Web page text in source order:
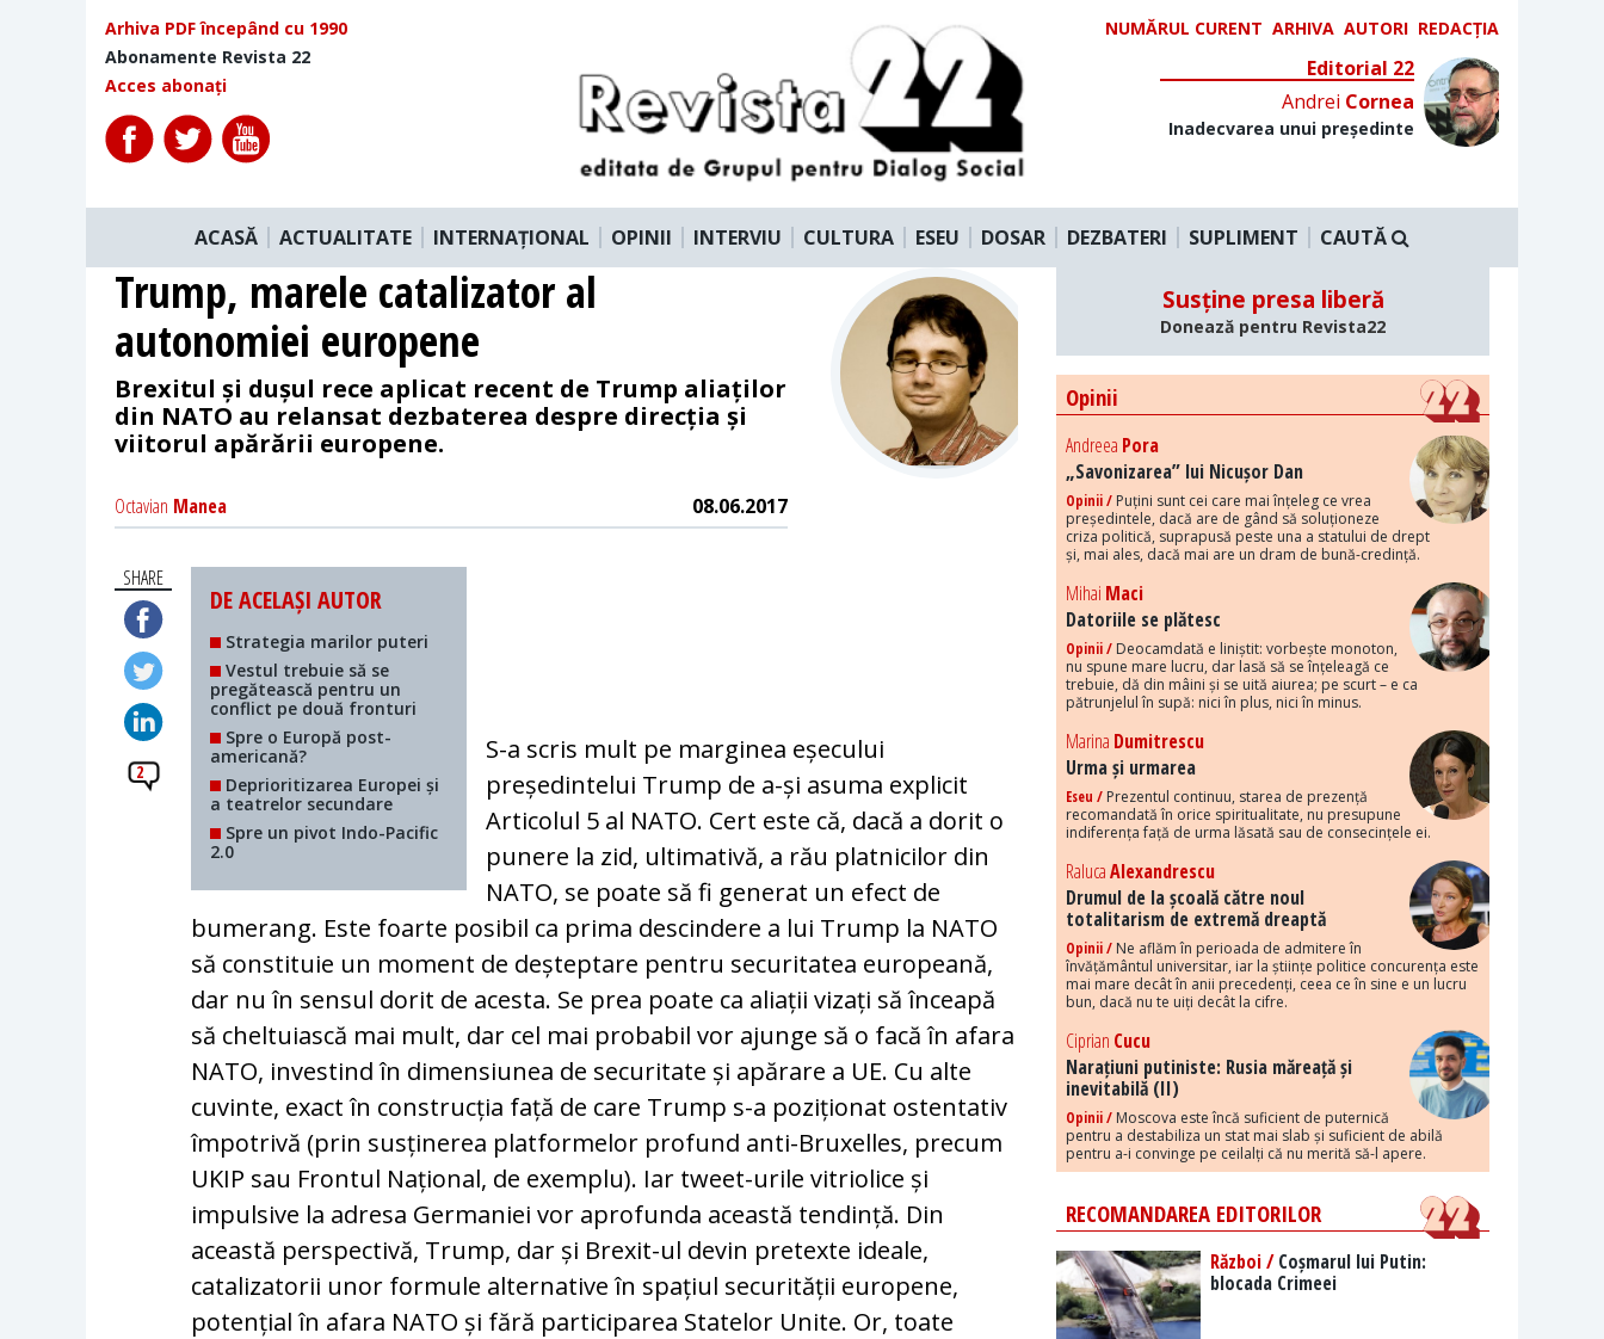
Arhiva PDF începând cu 1990
Abonamente Revista 22
Acces abonați
NUMĂRUL CURENT ARHIVA AUTORI REDACȚIA
Editorial 22
Andrei Cornea
Inadecvarea unui președinte
ACASĂ ACTUALITATE INTERNAȚIONAL OPINII INTERVIU CULTURA ESEU DOSAR DEZBATERI SUPLIMENT CAUTĂ
Trump, marele catalizator al
autonomiei europene
Brexitul și dușul rece aplicat recent de Trump aliaților
din NATO au relansat dezbaterea despre direcția și
viitorul apărării europene.
Octavian Manea 08.06.2017
SHARE
2
DE ACELAȘI AUTOR
Strategia marilor puteri
Vestul trebuie să se
pregătească pentru un
conflict pe două fronturi
Spre o Europă post-
americană?
Deprioritizarea Europei și
a teatrelor secundare
Spre un pivot Indo-Pacific
2.0
S-a scris mult pe marginea eșecului
președintelui Trump de a-și asuma explicit
Articolul 5 al NATO. Cert este că, dacă a dorit o
punere la zid, ultimativă, a rău platnicilor din
NATO, se poate să fi generat un efect de
bumerang. Este foarte posibil ca prima descindere a lui Trump la NATO
să constituie un moment de deșteptare pentru securitatea europeană,
dar nu în sensul dorit de acesta. Se prea poate ca aliații vizați să înceapă
să cheltuiască mai mult, dar cel mai probabil vor ajunge să o facă în afara
NATO, investind în dimensiunea de securitate și apărare a UE. Cu alte
cuvinte, exact în construcția față de care Trump s-a poziționat ostentativ
împotrivă (prin susținerea platformelor profund anti-Bruxelles, precum
UKIP sau Frontul Național, de exemplu). Iar tweet-urile vitriolice și
impulsive la adresa Germaniei vor aprofunda această tendință. Din
această perspectivă, Trump, dar și Brexit-ul devin pretexte ideale,
catalizatorii unor formule alternative în spațiul securității europene,
potențial în afara NATO și fără participarea Statelor Unite. Or, toate
Susține presa liberă
Donează pentru Revista22
Opinii
Andreea Pora
„Savonizarea” lui Nicușor Dan
Opinii / Puțini sunt cei care mai înțeleg ce vrea
președintele, dacă are de gând să soluționeze
criza politică, suprapusă peste una a statului de drept
și, mai ales, dacă mai are un dram de bună-credință.
Mihai Maci
Datoriile se plătesc
Opinii / Deocamdată e liniștit: vorbește monoton,
nu spune mare lucru, dar lasă să se înțeleagă ce
trebuie, dă din mâini și se uită aiurea; pe scurt – e ca
pătrunjelul în supă: nici în plus, nici în minus.
Marina Dumitrescu
Urma și urmarea
Eseu / Prezentul continuu, starea de prezență
recomandată în orice spiritualitate, nu presupune
indiferența față de urma lăsată sau de consecințele ei.
RalucaAlexandrescu
Drumul de la școală către noul
totalitarism de extremă dreaptă
Opinii / Ne aflăm în perioada de admitere în
învățământul universitar, iar la științe politice concurența este
mai mare decât în anii precedenți, ceea ce în sine e un lucru
bun, dacă nu te uiți decât la cifre.
Ciprian Cucu
Narațiuni putiniste: Rusia măreață și
inevitabilă (II)
Opinii / Moscova este încă suficient de puternică
pentru a destabiliza un stat mai slab și suficient de abilă
pentru a-i convinge pe ceilalți că nu merită să-l apere.
RECOMANDAREA EDITORILOR
Război /Coșmarul lui Putin:
blocada Crimeei